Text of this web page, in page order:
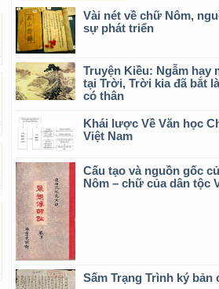
Vài nét về chữ Nôm,
sự phát triển
Truyện Kiều: Ngẫm hay
tại Trời, Trời kia đã bắt
có thân
Khái lược Về Văn học
Việt Nam
Cấu tạo và nguồn gốc
Nôm – chữ của dân tộc
Sấm Trạng Trình ký bản